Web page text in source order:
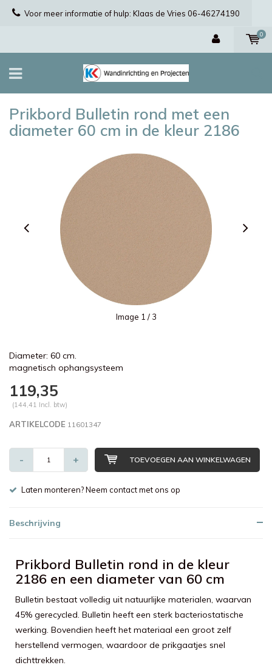
Voor meer informatie of hulp: Klaas de Vries 06-46274190
0
Prikbord Bulletin rond met een
diameter 60 cm in de kleur 2186
Image 1 / 3
Diameter: 60 cm.
magnetisch ophangsysteem
119,35
(144,41 Incl. btw)
ARTIKELCODE 11601347
- + TOEVOEGEN AAN WINKELWAGEN
Laten monteren? Neem contact met ons op
Beschrijving
Prikbord Bulletin rond in de kleur
2186 en een diameter van 60 cm
Bulletin bestaat volledig uit natuurlijke materialen, waarvan
45% gerecycled. Bulletin heeft een sterk bacteriostatische
werking. Bovendien heeft het materiaal een groot zelf
herstellend vermogen, waardoor de prikgaatjes snel
dichttrekken.